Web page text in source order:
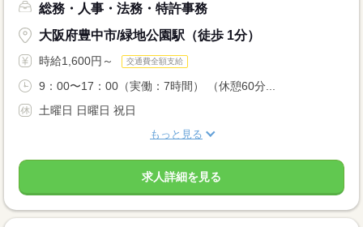
総務・人事・法務・特許事務
大阪府豊中市/緑地公園駅（徒歩 1分）
時給1,600円～ 交通費全額支給
9：00〜17：00（実働：7時間） （休憩60分...
土曜日 日曜日 祝日
もっと見る
求人詳細を見る